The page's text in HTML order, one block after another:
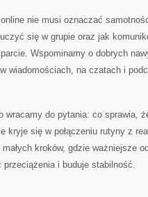
nie musi oznaczać
się w grupie oraz jak
Wspominamy o dobrych
wiadomościach, na czatach i
wracamy do pytania: co sprawia,
kryje się w połączeniu rutyny z
kroków, gdzie ważniejsze
przeciążenia i buduje stabilność.